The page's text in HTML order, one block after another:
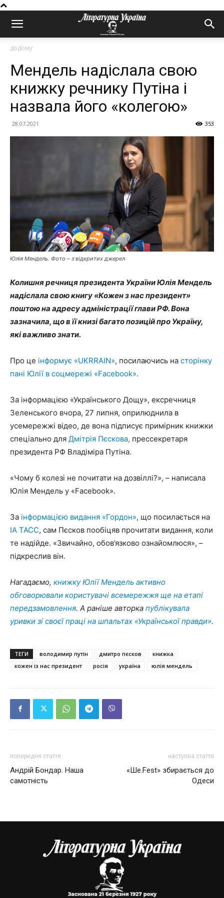
додому
Мендель надіслала свою
книжку речнику Путіна і
назвала його «колегою»
28.07.2021 353
Юлія Мендель. Фото – з відкритих джерел
Колишня речниця президента України Юлія Мендель
надіслала свою книгу «Кожен з нас президент»
поштою на адресу адміністрації глави РФ. Вона
зазначила, що в її книзі багато позицій про Україну,
які важливо знати.
Про це інформує «UKRRAIN», посилаючись на сторінку
пані Юлії в соцмережі «Facebook».
За інформацією «Українського Дощу», ексречниця
Зеленського вчора, 27 липня, оприлюднила в
усемережжі відео, де вона підписує примірник книжки
спеціально для Дмітрія Пєскова, прессекретаря
президента РФ Владіміра Путіна.
«Чому б колезі не почитати на дозвіллі?», – написала
Юлія Мендель у «Facebook».
За інформацією видання «Гордон», що посилається на
ІА ТАСС, сам Пєсков пообіцяв прочитати видання, коли
те надійде. «Звичайно, обов’язково ознайомлюся», –
підкреслив він.
Нагадаємо, книжку Юлії Мендель активно
обговорювали користувачі всемережжя ще на етапі
передзамовлення. А раніше авторка публікувала
уривки зі своєї праці на шпальтах «Української правди».
ТЕГИ володимир путін дмитро пєсков
книжка
кожен із нас президент
росія україна юлія мендель
попередня стаття
Андрій Бондар. Наша
самотність
наступна стаття
«Ше.Fest» збирається до
Одеси